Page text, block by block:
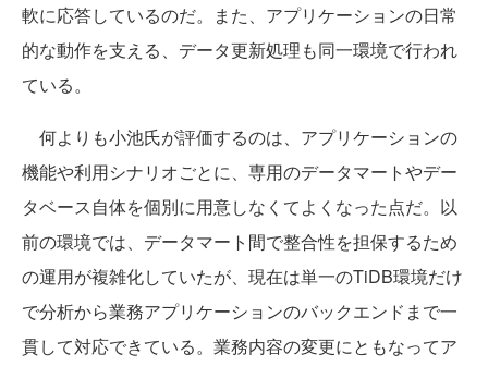
軟に応答しているのだ。また、アプリケーションの日常
的な動作を支える、データ更新処理も同一環境で行われ
ている。
何よりも小池氏が評価するのは、アプリケーションの
機能や利用シナリオごとに、専用のデータマートやデー
タベース自体を個別に用意しなくてよくなった点だ。以
前の環境では、データマート間で整合性を担保するため
の運用が複雑化していたが、現在は単一のTiDB環境だけ
で分析から業務アプリケーションのバックエンドまで一
貫して対応できている。業務内容の変更にともなってア